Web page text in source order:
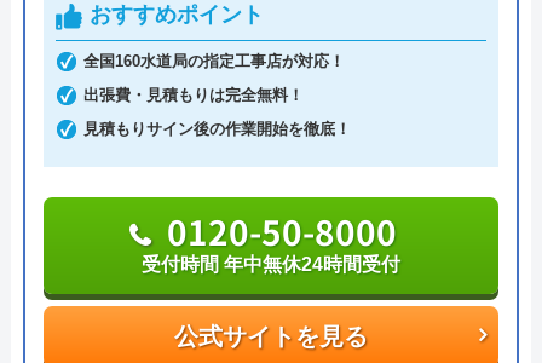
イースマイルのクチコミ on
りえP
2 か月前
トイレが詰まって本当に困っていましたが、
日本全国の水トラブルに対応している水の生活救急
車はトイレのみならず洗面所やキッチン、お風呂な
どにも対応してくれる水まわりトラブル解決のスペ
シャリストです。
おすすめポイントとしてはこれまでの施工対応実績
は240万件以上と豊富な実績数があり、また最短5分
で業者を手配してくれて最短30分でスピード駆け付
けしてくれるところです。
おすすめポイント
全国160水道局の指定工事店が対応！
出張費・見積もりは完全無料！
見積もりサイン後の作業開始を徹底！
公式サイトを見る
0120-50-8000
受付時間 年中無休24時間受付